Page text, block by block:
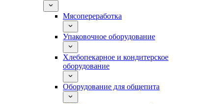
Мясопереработка
Упаковочное оборудование
Хлебопекарное и кондитерское
оборудование
Оборудование для общепита